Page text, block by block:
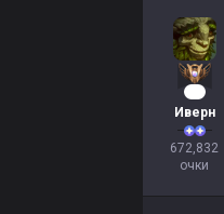
Иверн
672,832
очки